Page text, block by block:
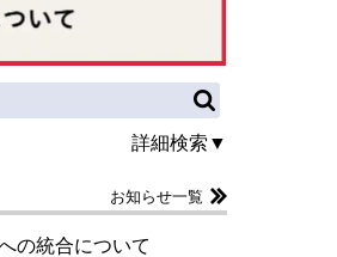
詳細検索▼
お知らせ一覧
の統合について